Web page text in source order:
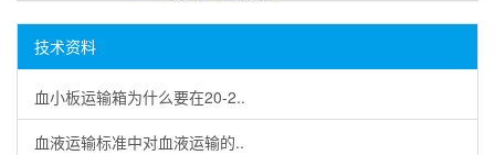
技术资料
血小板运输箱为什么要在20-2..
血液运输标准中对血液运输的..